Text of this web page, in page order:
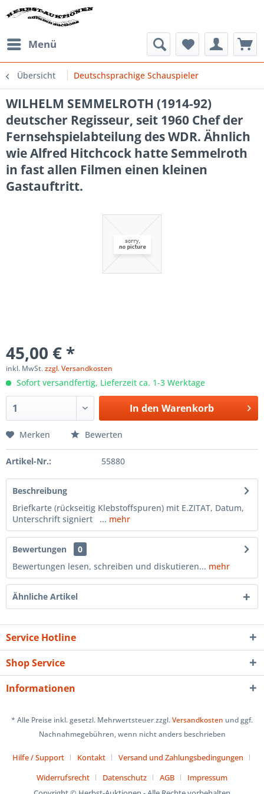
Menü
Übersicht Deutschsprachige Schauspieler
WILHELM SEMMELROTH (1914-92)
deutscher Regisseur, seit 1960 Chef der
Fernsehspielabteilung des WDR. Ähnlich
wie Alfred Hitchcock hatte Semmelroth
in fast allen Filmen einen kleinen
Gastauftritt.
45,00 € *
inkl. MwSt.zzgl. Versandkosten
Sofort versandfertig, Lieferzeit ca. 1-3 Werktage
In den Warenkorb
Merken Bewerten
Artikel-Nr.: 55880
Beschreibung
Briefkarte (rückseitig Klebstoffspuren) mit E.ZITAT, Datum,
Unterschrift signiert ... mehr
Bewertungen
0
Bewertungen lesen, schreiben und diskutieren... mehr
Ähnliche Artikel
Service Hotline
Shop Service
Informationen
* Alle Preise inkl. gesetzl. Mehrwertsteuer zzgl.Versandkosten und ggf.
Nachnahmegebühren, wenn nicht anders beschrieben
Hilfe / Support Kontakt
Versand und Zahlungsbedingungen
Widerrufsrecht
Datenschutz AGB
Impressum